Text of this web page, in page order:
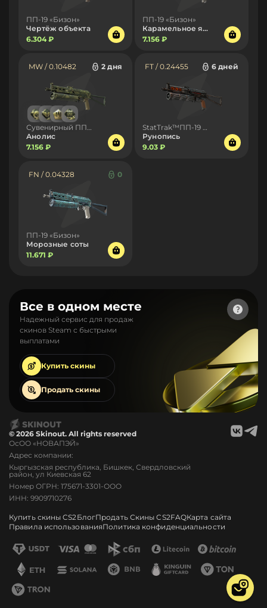
ПП-19 «Бизон»
Чертёж объекта
6.304 ₽
ПП-19 «Бизон»
Карамельное яблоко
7.156 ₽
MW / 0.10482 2 дня
Анолис
7.156 ₽
FT / 0.24455 6 дней
Рунопись
9.03 ₽
FN / 0.04328 0
ПП-19 «Бизон»
Морозные соты
11.671 ₽
Все в одном месте
Надежный сервис для продаж
скинов Steam с быстрыми
выплатами
Купить скины
Продать скины
© 2026 Skinout. All rights reserved
ОсОО «НОВАПЭЙ»
Адрес компании:
Кыргызская республика, Бишкек, Свердловский
район, ул Киевская 62
Номер ОГРН: 175671-3301-ООО
ИНН: 9909710276
Купить скины CS2 БлогПродать Скины CS2FAQКарта сайта
Правила использованияПолитика конфиденциальности